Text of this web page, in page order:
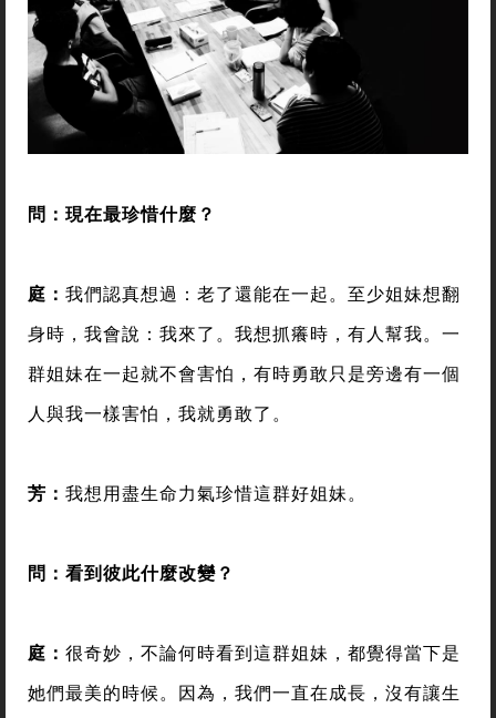
問：現在最珍惜什麼？
庭： 我們認真想過：老了還能在一起。至少姐妹想翻
身時，我會說：我來了。我想抓癢時，有人幫我。一
群姐妹在一起就不會害怕，有時勇敢只是旁邊有一個
人與我一樣害怕，我就勇敢了。
芳： 我想用盡生命力氣珍惜這群好姐妹。
問：看到彼此什麼改變？
庭： 很奇妙，不論何時看到這群姐妹，都覺得當下是
她們最美的時候。因為，我們一直在成長，沒有讓生